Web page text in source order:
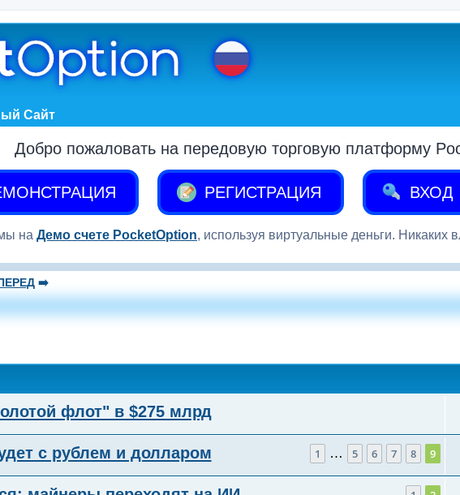
Сайт
Добро пожаловать на передовую торговую платформу
РЕГИСТРАЦИЯ ВХОД
на Демо счете PocketOption, используя виртуальные деньги. Никаких
➡️
флот" в $275 млрд
с рублем и долларом 1 … 5 6 7 8 9